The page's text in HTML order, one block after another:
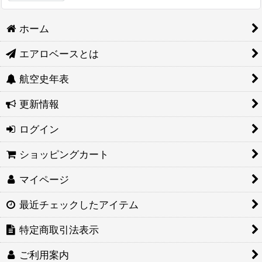
ホーム
エアロベースとは
航空史年表
更新情報
ログイン
ショッピングカート
マイページ
最近チェックしたアイテム
特定商取引法表示
ご利用案内